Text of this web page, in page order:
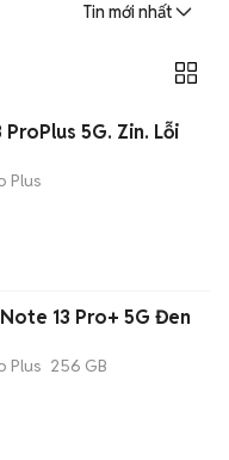
hẹn gặp mặt giúp bạn
trực tiếp, không qua các
trao cháo múc ngay khi
Tin mới nhất
5G. Zin. Lỗi
Plus
13 Pro+ 5G Đen
Plus 256 GB